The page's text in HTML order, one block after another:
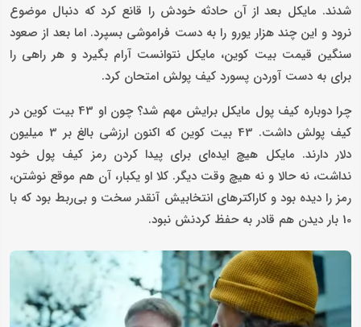
شدند. مایکل بعد از آن حادثه خودش را قانع کرد که دنبال موضوع
نرود و این چند هزار یورو را به دست فراموشی بسپرد. اما بعد از صعود
سنگین قیمت بیت کوین، مایکل نتوانست آرام بگیرد و هر راهی را
برای به دست آوردن پسورد کیف پولش امتحان کرد.
چرا دوباره کیف پول مایکل برایش مهم شد؟ چون او 43 بیت کوین در
کیف پولش داشت. 43 بیت کوین که اکنون ارزشی بالغ بر 3 میلیون
دلار دارند. مایکل هیچ ایده‌ای برای پیدا کردن رمز کیف پول خود
نداشت، نه حالا و نه هیچ وقت دیگر. کلا او یکبار، آن هم موقع نوشتن،
رمز را دیده بود و کاراکترهای انتخابیش آنقدر سخت و بی‌ربط بود که با
10 بار دیدن هم قادر به حفظ کردنش نبود.